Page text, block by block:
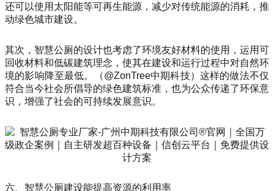
还可以使用太阳能等可再生能源，减少对传统能源的消耗，推
动绿色城市建设。
其次，智慧公厕的设计也考虑了环境友好材料的使用，运用可
回收材料和低碳建筑理念，使其在建设和运行过程中对自然环
境的影响降至最低。（@ZonTree中期科技）这样的做法不仅
符合当今社会所倡导的绿色建筑标准，也为公众传递了环保意
识，增强了社会的可持续发展意识。
六、智慧公厕建设能提高资源的利用率